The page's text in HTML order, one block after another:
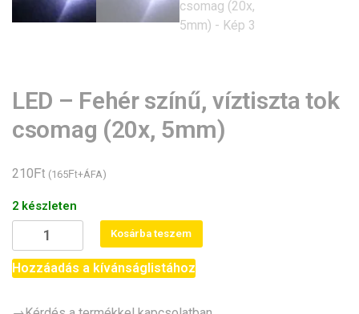
LED – Fehér színű, víztiszta tok
csomag (20x, 5mm)
210Ft (165Ft+ÁFA)
2 készleten
-
Fehér
víztiszta
Kosárba teszem
Hozzáadás a kívánságlistához